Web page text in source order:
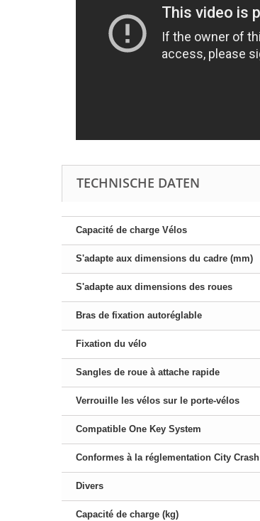
TECHNISCHE DATEN
Capacité de charge Vélos
S'adapte aux dimensions du cadre (mm)
S'adapte aux dimensions des roues
Bras de fixation autoréglable
Fixation du vélo
Sangles de roue à attache rapide
Verrouille les vélos sur le porte-vélos
Compatible One Key System
Conformes à la réglementation City Crash
Divers
Capacité de charge (kg)